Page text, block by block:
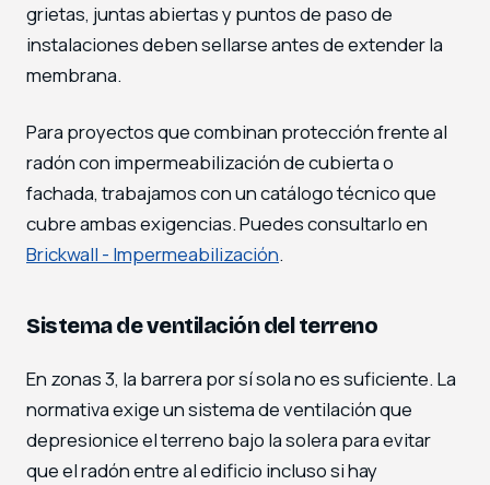
grietas, juntas abiertas y puntos de paso de
instalaciones deben sellarse antes de extender la
membrana.
Para proyectos que combinan protección frente al
radón con impermeabilización de cubierta o
fachada, trabajamos con un catálogo técnico que
cubre ambas exigencias. Puedes consultarlo en
Brickwall - Impermeabilización.
Sistema de ventilación del terreno
En zonas 3, la barrera por sí sola no es suficiente. La
normativa exige un sistema de ventilación que
depresionice el terreno bajo la solera para evitar
que el radón entre al edificio incluso si hay